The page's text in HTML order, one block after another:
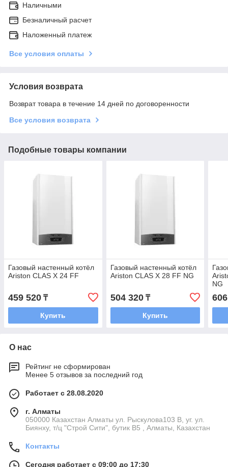
Наличными
Безналичный расчет
Наложенный платеж
Все условия оплаты
Условия возврата
Возврат товара в течение 14 дней по договоренности
Все условия возврата
Подобные товары компании
Газовый настенный котёл
Ariston CLAS Х 24 FF
459 520 ₸
Купить
Газовый настенный котёл
Ariston CLAS X 28 FF NG
504 320₸
Купить
NG
О нас
Рейтинг не сформирован
Менее 5 отзывов за последний год
Работает с 28.08.2020
г. Алматы
050000 Казахстан Алматы ул. Рыскулова103 В, уг. ул.
Биянху, т/ц "Строй Сити", бутик В5 , Алматы, Казахстан
Контакты
Сегодня работает с 09:00 до 17:30